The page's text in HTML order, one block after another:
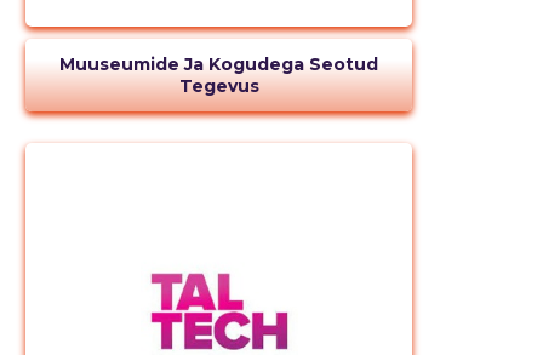
Muuseumide Ja Kogudega Seotud
Tegevus